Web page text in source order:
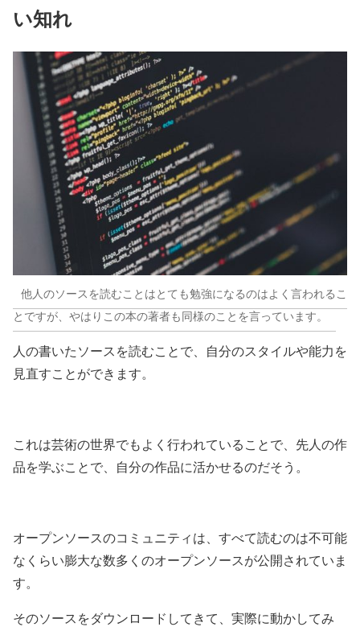
い知れ
他人のソースを読むことはとても勉強になるのはよく言われるこ
とですが、やはりこの本の著者も同様のことを言っています。
人の書いたソースを読むことで、自分のスタイルや能力を
見直すことができます。
これは芸術の世界でもよく行われていることで、先人の作
品を学ぶことで、自分の作品に活かせるのだそう。
オープンソースのコミュニティは、すべて読むのは不可能
なくらい膨大な数多くのオープンソースが公開されていま
す。
そのソースをダウンロードしてきて、実際に動かしてみ